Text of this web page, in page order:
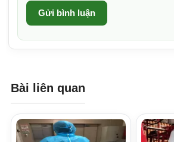
Gửi bình luận
Bài liên quan